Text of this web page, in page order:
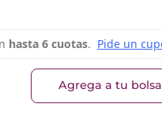
Agrega a tu bolsa